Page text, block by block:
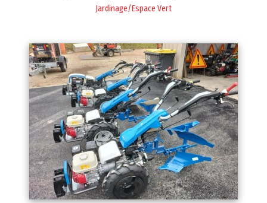
Jardinage/Espace Vert